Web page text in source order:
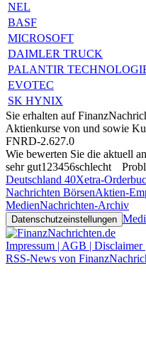
NEL
BASF
MICROSOFT
DAIMLER TRUCK
PALANTIR
EVOTEC
SK HYNIX
Sie erhalten auf
Aktienkurse von und sowie
FNRD-2.627.0
Wie bewerten Sie die aktuell
sehr gut1 23456schlecht
Deutschland 40Xetra-
Nachrichten BörsenAktien-
MedienNachrichten-Archiv
Datenschutzeinstellungen
Impressum | AGB | Disclaimer
RSS-News von